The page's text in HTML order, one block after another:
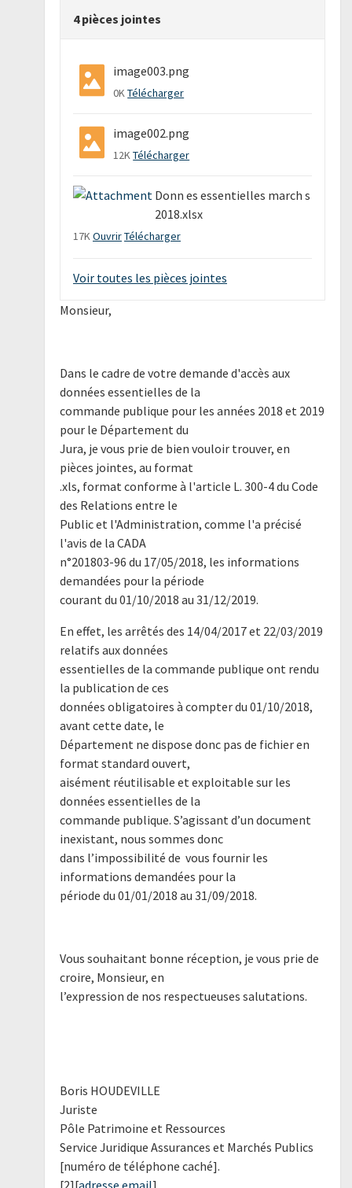
4 pièces jointes
image003.png
0KTélécharger
image002.png
12KTélécharger
Donn es essentielles march s
2018.xlsx
17KOuvrirTélécharger
Voir toutes les pièces jointes
Monsieur,
Dans le cadre de votre demande d'accès aux
données essentielles de la
commande publique pour les années 2018 et 2019
pour le Département du
Jura, je vous prie de bien vouloir trouver, en
pièces jointes, au format
.xls, format conforme à l'article L. 300-4 du Code
des Relations entre le
Public et l'Administration, comme l'a précisé
l'avis de la CADA
n°201803-96 du 17/05/2018, les informations
demandées pour la période
courant du 01/10/2018 au 31/12/2019.
En effet, les arrêtés des 14/04/2017 et 22/03/2019
relatifs aux données
essentielles de la commande publique ont rendu
la publication de ces
données obligatoires à compter du 01/10/2018,
avant cette date, le
Département ne dispose donc pas de fichier en
format standard ouvert,
aisément réutilisable et exploitable sur les
données essentielles de la
commande publique. S’agissant d’un document
inexistant, nous sommes donc
dans l’impossibilité de vous fournir les
informations demandées pour la
période du 01/01/2018 au 31/09/2018.
Vous souhaitant bonne réception, je vous prie de
croire, Monsieur, en
l’expression de nos respectueuses salutations.
Boris HOUDEVILLE
Juriste
Pôle Patrimoine et Ressources
Service Juridique Assurances et Marchés Publics
[numéro de téléphone caché].
[2][adresse email]